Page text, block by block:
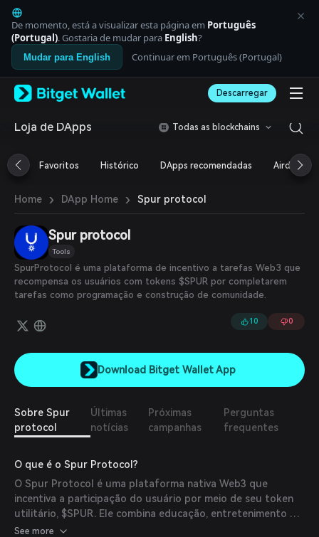
English
日本語
Tiếng Việt
Русский
Español (Latinoamérica)
Italiano
Deutsch
繁體中文
Português (Portugal)
ภาษาไทย
العربية
हिन्दी
বাংলা
Español
Português (Brasil)
Español (Argentina)
De momento, está a visualizar esta página em Português
(Portugal). Gostaria de mudar para English?
Mudar para English Continuar em Português (Portugal)
Descarregar
Loja de DApps Todas as blockchains
Favoritos Histórico DApps recomendadas Airdrop
Home › DApp Home › Spur protocol
Spur protocol
Tools
SpurProtocol é uma plataforma de incentivo a tarefas Web3 que
recompensa os usuários com tokens $SPUR por completarem
tarefas como programação e construção de comunidade.
10 0
Download Bitget Wallet App
Sobre Spur
protocol
Últimas
notícias
Próximas
campanhas
Perguntas
frequentes
O que é o Spur Protocol?
O Spur Protocol é uma plataforma nativa Web3 que
incentiva a participação do usuário por meio de seu token
utilitário, $SPUR. Ele combina educação, entretenimento e
oportunidades financeiras em um único ecossistema
See more